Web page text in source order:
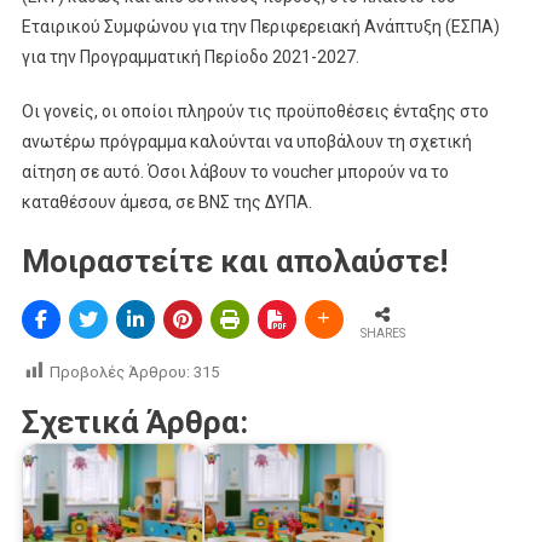
Εταιρικού Συμφώνου για την Περιφερειακή Ανάπτυξη (ΕΣΠΑ)
για την Προγραμματική Περίοδο 2021-2027.
Οι γονείς, οι οποίοι πληρούν τις προϋποθέσεις ένταξης στο
ανωτέρω πρόγραμμα καλούνται να υποβάλουν τη σχετική
αίτηση σε αυτό. Όσοι λάβουν το voucher μπορούν να το
καταθέσουν άμεσα, σε ΒΝΣ της ΔΥΠΑ.
Μοιραστείτε και απολαύστε!
SHARES
Προβολές Άρθρου: 315
Σχετικά Άρθρα: